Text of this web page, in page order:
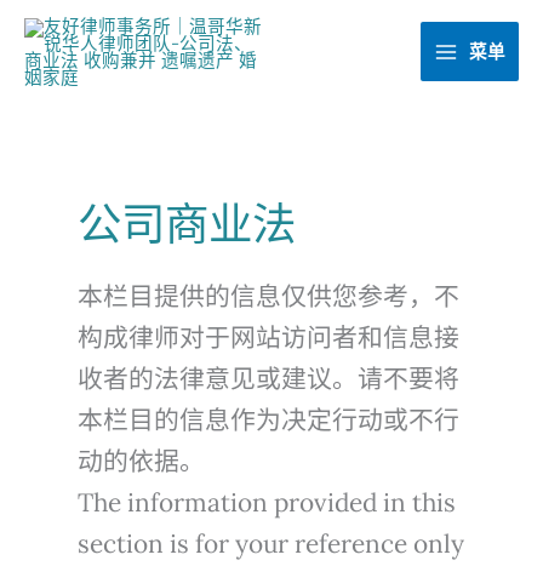
菜单
公司商业法
本栏目提供的信息仅供您参考，不
构成律师对于网站访问者和信息接
收者的法律意见或建议。请不要将
本栏目的信息作为决定行动或不行
动的依据。
The information provided in this
section is for your reference only